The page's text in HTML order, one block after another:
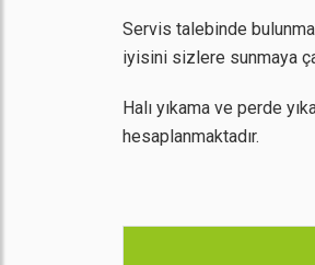
Servis talebinde
iyisini sizlere sunmaya
Halı yıkama ve perde
hesaplanmaktadır.